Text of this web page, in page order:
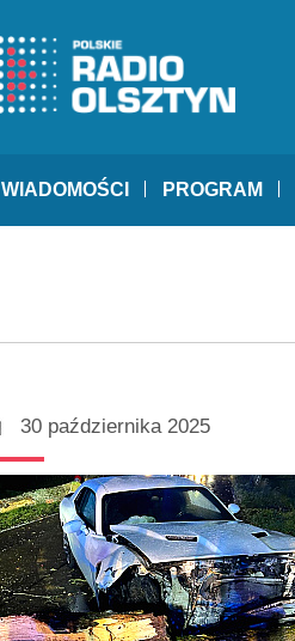
WIADOMOŚCI PROGRAM
30 października 2025